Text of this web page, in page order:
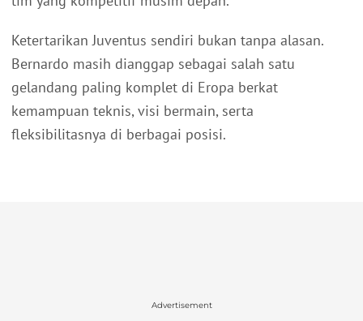
Ketertarikan Juventus sendiri bukan tanpa alasan.
Bernardo masih dianggap sebagai salah satu
gelandang paling komplet di Eropa berkat
kemampuan teknis, visi bermain, serta
fleksibilitasnya di berbagai posisi.
Advertisement